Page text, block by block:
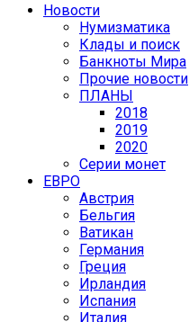
Новости
Нумизматика
Клады и поиск
Банкноты Мира
Прочие новости
ПЛАНЫ
2018
2019
2020
Серии монет
ЕВРО
Австрия
Бельгия
Ватикан
Германия
Греция
Ирландия
Испания
Италия